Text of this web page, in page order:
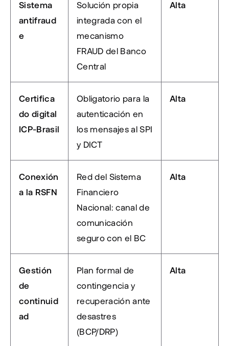
Sistema
antifraud
e
Solución propia
integrada con el
mecanismo
FRAUD del Banco
Central
Alta
Certifica
do digital
ICP-Brasil
Obligatorio para la
autenticación en
los mensajes al SPI
y DICT
Alta
Conexión
a la RSFN
Red del Sistema
Financiero
Nacional: canal de
comunicación
seguro con el BC
Alta
Gestión
de
continuid
ad
Plan formal de
contingencia y
recuperación ante
desastres
(BCP/DRP)
Alta